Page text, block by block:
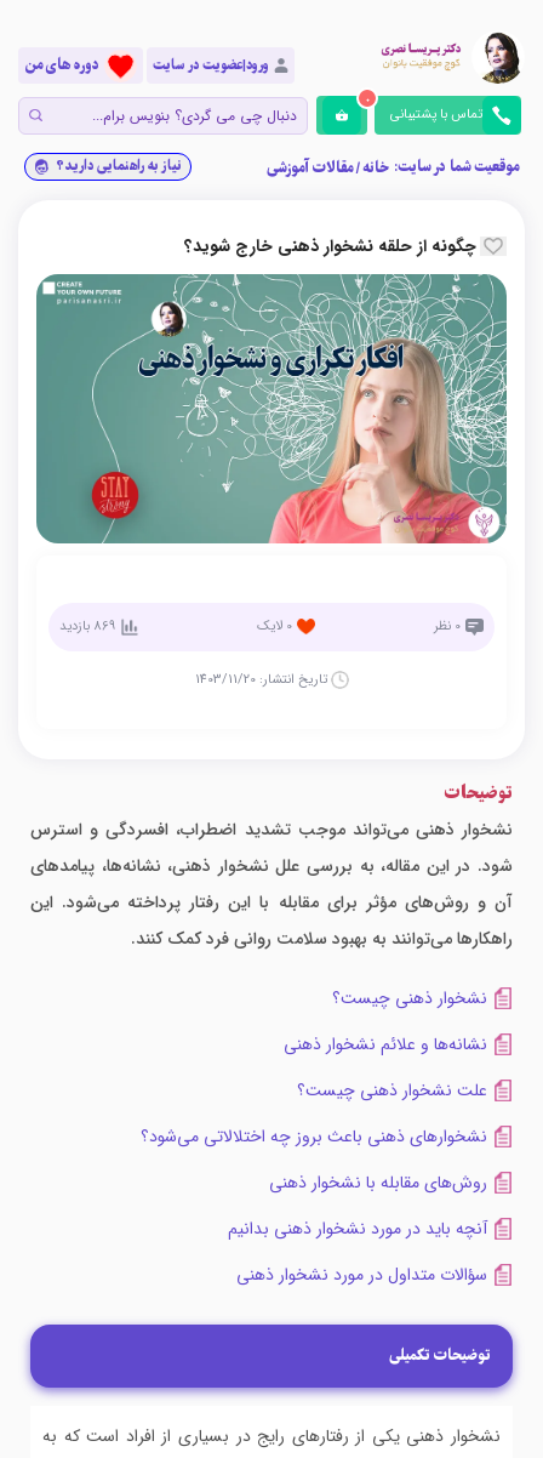
ورود|عضویت در سایت دوره های من
تماس با پشتیبانی
0
موقعیت شما در سایت: خانه/مقالات آموزشی نیاز به راهنمایی دارید؟
چگونه از حلقه نشخوار ذهنی خارج شوید؟
0 نظر 0 لایک 869 بازدید
تاریخ انتشار:1403/11/20
توضیحات
نشخوار ذهنی می‌تواند موجب تشدید اضطراب، افسردگی و استرس
شود. در این مقاله، به بررسی علل نشخوار ذهنی، نشانه‌ها، پیامدهای
آن و روش‌های مؤثر برای مقابله با این رفتار پرداخته می‌شود. این
راهکارها می‌توانند به بهبود سلامت روانی فرد کمک کنند.
نشخوار ذهنی چیست؟
نشانه‌ها و علائم نشخوار ذهنی
علت نشخوار ذهنی چیست؟
نشخوارهای ذهنی باعث بروز چه اختلالاتی می‌شود؟
روش‌های مقابله با نشخوار ذهنی
آنچه باید در مورد نشخوار ذهنی بدانیم
سؤالات متداول در مورد نشخوار ذهنی
توضیحات تکمیلی
نشخوار ذهنی یکی از رفتارهای رایج در بسیاری از افراد است که به